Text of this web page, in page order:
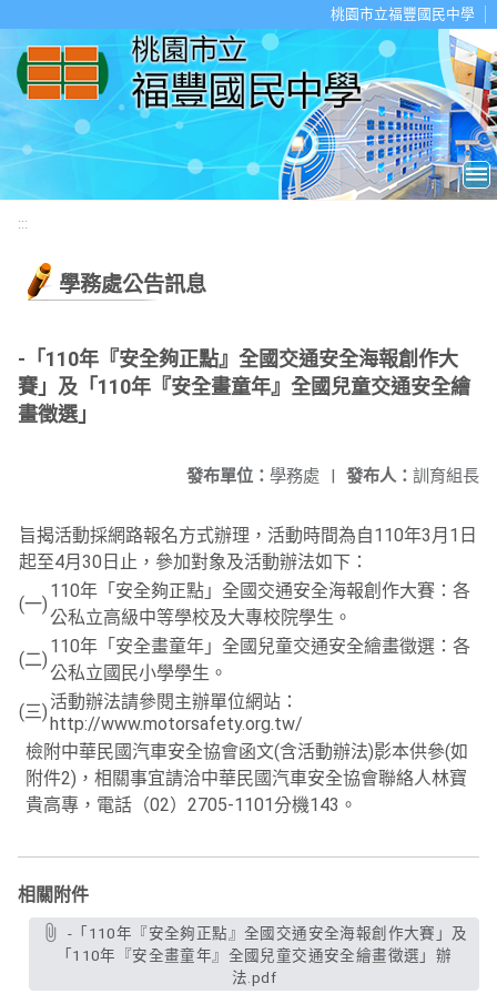
桃園市立福豐國民中學
:::
學務處公告訊息
-「110年『安全夠正點』全國交通安全海報創作大
賽」及「110年『安全畫童年』全國兒童交通安全繪
畫徵選」
發布人： 訓育組長
發布單位： 學務處 |
旨揭活動採網路報名方式辦理，活動時間為自110年3月1日
起至4月30日止，參加對象及活動辦法如下：
(一)
110年「安全夠正點」全國交通安全海報創作大賽：各
公私立高級中等學校及大專校院學生。
(二)
110年「安全畫童年」全國兒童交通安全繪畫徵選：各
公私立國民小學學生。
(三) 活動辦法請參閱主辦單位網站：
http://www.motorsafety.org.tw/
檢附中華民國汽車安全協會函文(含活動辦法)影本供參(如
附件2)，相關事宜請洽中華民國汽車安全協會聯絡人林寶
貴高專，電話（02）2705-1101分機143。
相關附件
「110年『安全畫童年』全國兒童交通安全繪畫徵選」辦
法.pdf